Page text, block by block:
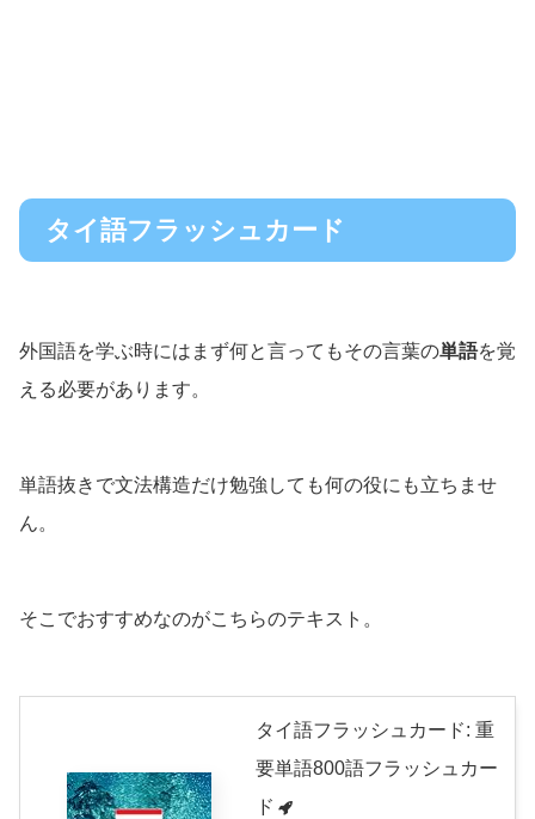
タイ語フラッシュカード
外国語を学ぶ時にはまず何と言ってもその言葉の単語を覚
える必要があります。
単語抜きで文法構造だけ勉強しても何の役にも立ちませ
ん。
そこでおすすめなのがこちらのテキスト。
タイ語フラッシュカード: 重
要単語800語フラッシュカー
ド